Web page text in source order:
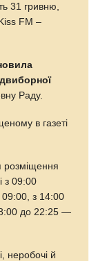
31 гривню,
FM –
Раду.
в газеті
розміщення
з 09:00
09:00, з 14:00
до 22:25 —
неробочі й